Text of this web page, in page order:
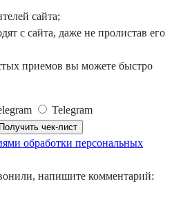
сайта;
с сайта, даже не пролистав его
приемов вы можете быстро
Telegram
Получить чек-лист
обработки персональных
напишите комментарий: